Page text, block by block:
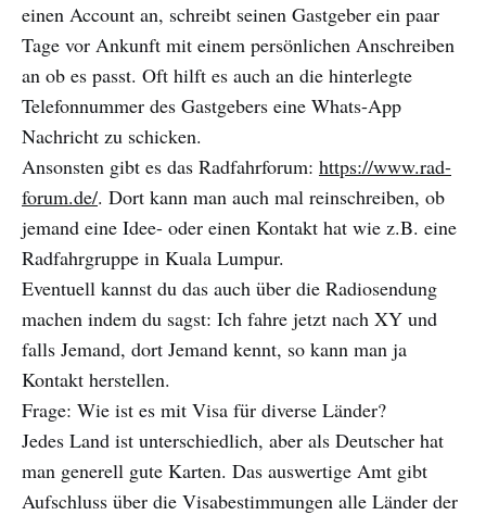
einen Account an, schreibt seinen Gastgeber ein paar
Tage vor Ankunft mit einem persönlichen Anschreiben
an ob es passt. Oft hilft es auch an die hinterlegte
Telefonnummer des Gastgebers eine Whats-App
Nachricht zu schicken.
Ansonsten gibt es das Radfahrforum: https://www.rad-
forum.de/. Dort kann man auch mal reinschreiben, ob
jemand eine Idee- oder einen Kontakt hat wie z.B. eine
Radfahrgruppe in Kuala Lumpur.
Eventuell kannst du das auch über die Radiosendung
machen indem du sagst: Ich fahre jetzt nach XY und
falls Jemand, dort Jemand kennt, so kann man ja
Kontakt herstellen.
Frage: Wie ist es mit Visa für diverse Länder?
Jedes Land ist unterschiedlich, aber als Deutscher hat
man generell gute Karten. Das auswertige Amt gibt
Aufschluss über die Visabestimmungen alle Länder der